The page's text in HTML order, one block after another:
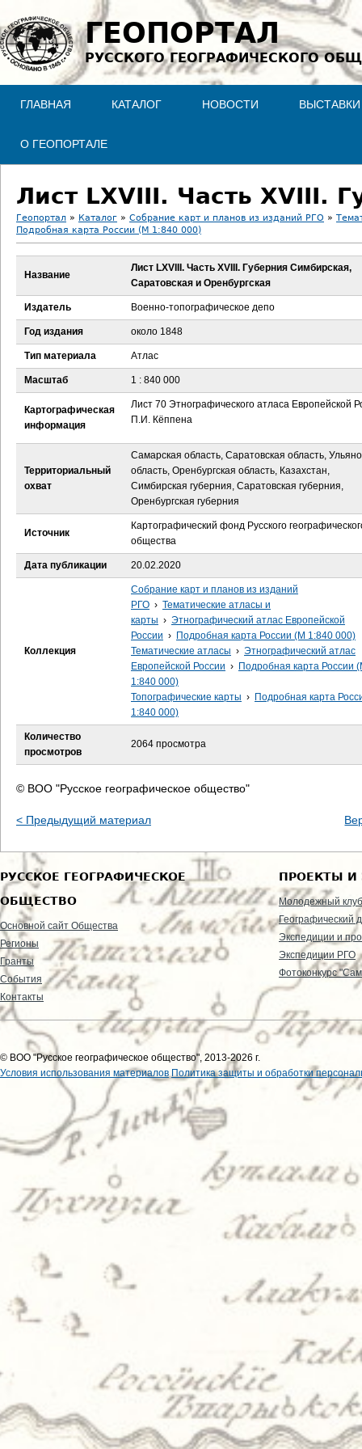
Jump to navigation
ГЕОПОРТАЛ
РУССКОГО ГЕОГРАФИЧЕСКОГО
ГЛАВНАЯ КАТАЛОГ НОВОСТИ ВЫСТАВКИ
О ГЕОПОРТАЛЕ
В
ы
д
е
ь
Геопортал » Каталог » Собрание карт и планов из изданий РГО »
Подробная карта России (М 1:840 000)
Название
Лист LXVIII. Часть XVIII. Губерния Симбирская,
Саратовская и Оренбургская
Издатель Военно-топографическое депо
Год издания около 1848
Тип материала Атлас
Масштаб 1 : 840 000
Картографическая
информация
Лист 70 Этнографического атласа Европейской
П.И. Кёппена
Территориальный
охват
Самарская область, Саратовская область,
область, Оренбургская область, Казахстан,
Симбирская губерния, Саратовская губерния,
Оренбургская губерния
Источник
Картографический фонд Русского
общества
Дата публикации 20.02.2020
Коллекция
Собрание карт и планов из изданий
РГО › Тематические атласы и
карты › Этнографический атлас Европейской
России › Подробная карта России (М 1:840 000)
Тематические атласы › Этнографический атлас
Европейской России › Подробная карта России
1:840 000)
Топографические карты › Подробная карта
1:840 000)
Количество
просмотров
2064 просмотра
© ВОО "Русское географическое общество"
< Предыдущий материал
РУССКОЕ ГЕОГРАФИЧЕСКОЕ
ОБЩЕСТВО
Основной сайт Общества
Регионы
Гранты
События
Контакты
ПРОЕКТЫ И
Молодежный клуб
Географический
Экспедиции и
Экспедиции РГО
Фотоконкурс
© ВОО "Русское географическое общество", 2013-2026 г.
Условия использования материалов Политика защиты и обработки